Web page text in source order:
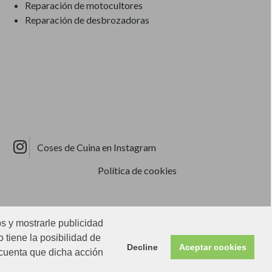
y mostrarle publicidad
tiene la posibilidad de
que dicha acción
Decline Aceptar cookies
Reparación de motocultores
Reparación de desbrozadoras
Coses de Cuina en Instagram
Política de cookies